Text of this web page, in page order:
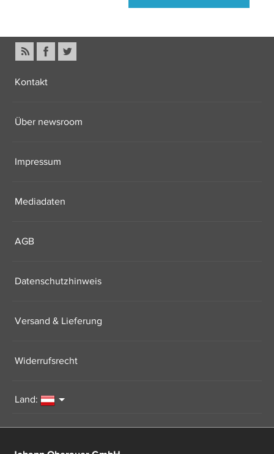
Kontakt
Über newsroom
Impressum
Mediadaten
AGB
Datenschutzhinweis
Versand & Lieferung
Widerrufsrecht
Land: